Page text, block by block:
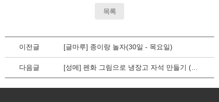
목록
이전글 [글마루] 종이랑 놀자(30일 - 목요일)
다음글